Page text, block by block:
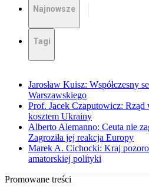
Najnowsze
Tagi
Jarosław Kuisz: Współczesny
Warszawskiego
Prof. Jacek Czaputowicz: Rząd
kosztem Ukrainy
Alberto Alemanno: Ceuta nie
Zagroziła jej reakcja Europy
Marek A. Cichocki: Kraj
amatorskiej polityki
Promowane treści